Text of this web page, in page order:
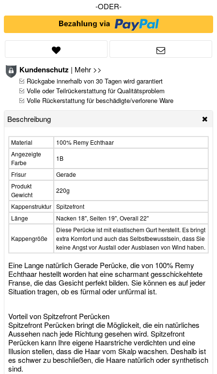
-ODER-
Kundenschutz | Mehr >>
Rückgabe innerhalb von 30 Tagen wird garantiert
Volle oder Teilrückerstattung für Qualitätsproblem
Volle Rückerstattung für beschädigte/verlorene Ware
Beschreibung
Material
100% Remy Echthaar
Angezeigte
Farbe
1B
Frisur
Gerade
Produkt
Gewicht
220g
Kappenstruktur Spitzefront
Länge
Nacken 18", Seiten 19", Overall 22"
Kappengröße
Diese Perücke ist mit elastischem Gurt herstellt. Es bringt
extra Komfort und auch das Selbstbewusstsein, dass Sie
keine Angst vor Ausfall oder Ausblasen von Wind haben.
Eine Lange natürlich Gerade Perücke, die von 100% Remy
Echthaar hestellt worden hat eine scharmant gesschickehtete
Franse, die das Gesicht perfekt bilden. Sie können es auf jeder
Situation tragen, ob es fürmal oder unfürmal ist.
Vorteil von Spitzefront Perücken
Spitzefront Perücken bringt die Möglickeit, die ein natürliches
Aussehen nach jede Richtung gesehen wird. Spitzefront
Perücken kann Ihre eigene Haarstriche verdichten und eine
Illusion stellen, dass die Haar vom Skalp wacshen. Deshalb ist
es schwer zu beschließen, die Haare natürlich oder synthetisch
sind.